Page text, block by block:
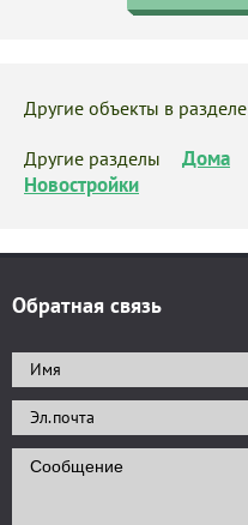
Другие объекты в разделе
Другие разделы Дома
Новостройки
Обратная связь